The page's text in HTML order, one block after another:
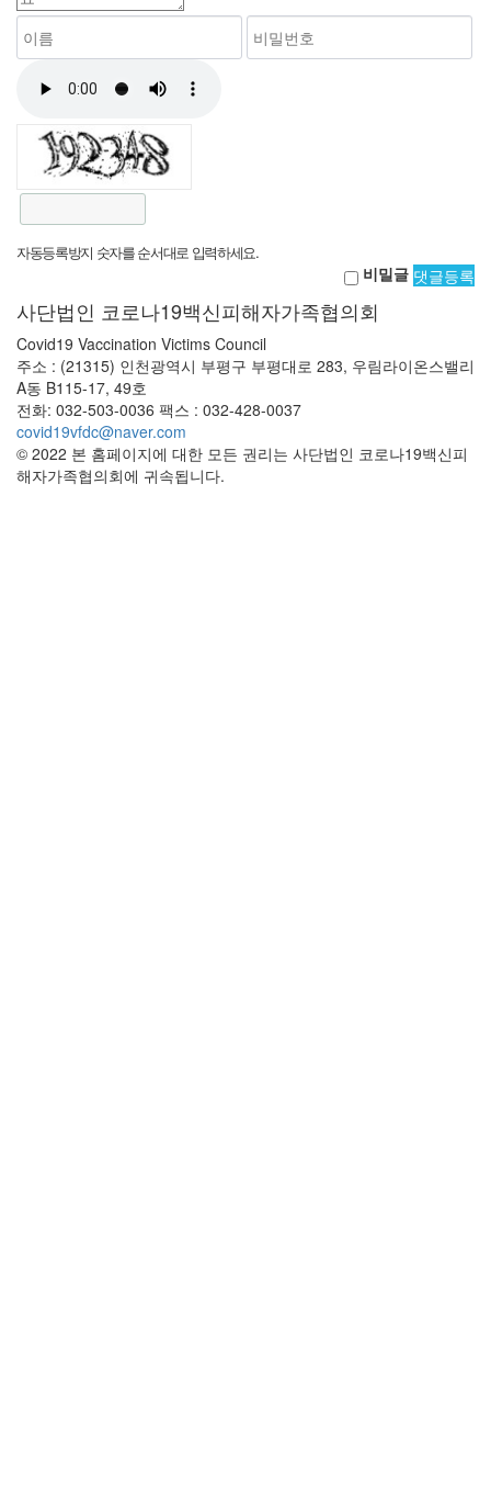
자동등록방지 숫자를 순서대로 입력하세요.
비밀글 댓글등록
사단법인 코로나19백신피해자가족협의회
Covid19 Vaccination Victims Council
주소 : (21315) 인천광역시 부평구 부평대로 283, 우림라이온스밸리
A동 B115-17, 49호
전화: 032-503-0036 팩스 : 032-428-0037
covid19vfdc@naver.com
© 2022 본 홈페이지에 대한 모든 권리는 사단법인 코로나19백신피
해자가족협의회에 귀속됩니다.